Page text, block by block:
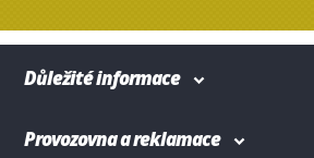
Důležité informace
Provozovna a reklamace